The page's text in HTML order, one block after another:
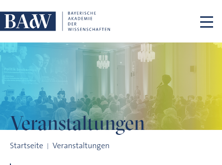
Veranstaltungen
Startseite Veranstaltungen